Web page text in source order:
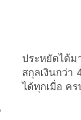
ประหยัดได้ม
สกุลเงินกว่า
ได้ทุกเมื่อ ค